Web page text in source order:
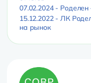
07.02.2024 - Роделен
15.12.2022 - ЛК
на рынок